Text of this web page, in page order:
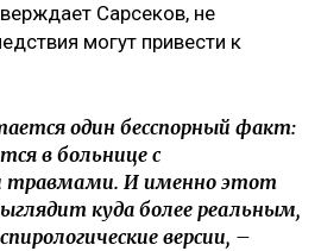
Сарсеков, не
могут привести к
один бесспорный факт:
в больнице с
И именно этот
куда более реальным,
версии, –